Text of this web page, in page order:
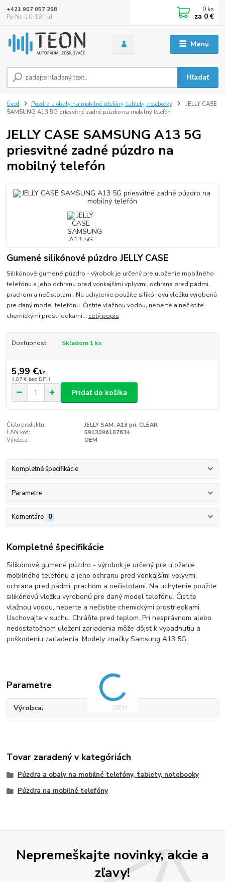
Menu
Hľadať
+421 907 057 208
Po-Ne, 10-19 hod
0 ks
za 0 €
Úvod Púzdra a obaly na mobilné telefóny, tablety, notebooky
JELLY CASE
SAMSUNG A13 5G priesvitné zadné púzdro na mobilný telefón
JELLY CASE SAMSUNG A13 5G
priesvitné zadné púzdro na
mobilný telefón
Gumené silikónové púzdro JELLY CASE
Silikónové gumené púzdro - výrobok je určený pre uloženie mobilného
telefónu a jeho ochranu pred vonkajšími vplyvmi, ochrana pred pádmi,
prachom a nečistotami. Na uchytenie použite silikónovú vložku vyrobenú
pre daný model telefónu. Čistite vlažnou vodou, neperte a nečistite
chemickými prostriedkami... celý popis
Dostupnosť Skladom 1 ks
5,99 €/ks
4,87 € bez DPH
Pridať do košíka
Číslo produktu:
JELLY SAM. A13 pri. CLEAR
EAN kód:
5913396107634
Výrobca:
OEM
Kompletné špecifikácie
Parametre
Komentáre 0
Kompletné špecifikácie
Silikónové gumené púzdro - výrobok je určený pre uloženie
mobilného telefónu a jeho ochranu pred vonkajšími vplyvmi,
ochrana pred pádmi, prachom a nečistotami. Na uchytenie použite
silikónovú vložku vyrobenú pre daný model telefónu. Čistite
vlažnou vodou, neperte a nečistite chemickými prostriedkami.
Uschovajte v suchu. Chráňte pred teplom. Pri nesprávnom alebo
nedostatočnom uložení zariadenia môže dôjsť k vypadnutiu a
poškodeniu zariadenia. Modely značky Samsung A13 5G.
Parametre
Výrobca OEM
Tovar zaradený v kategóriách
Púzdra a obaly na mobilné telefóny, tablety, notebooky
Púzdra na mobilné telefóny
Nepremeškajte novinky, akcie a
zľavy!